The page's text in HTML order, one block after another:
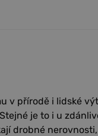
v přírodě i lidské
je to i u
drobné